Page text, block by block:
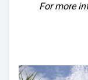
For more